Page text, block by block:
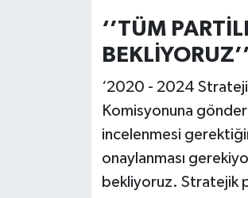
‘’TÜM
BEKLİYORUZ’’
‘2020 - 2024
Komisyonuna
incelenmesi
onaylanması
bekliyoruz. Stratejik